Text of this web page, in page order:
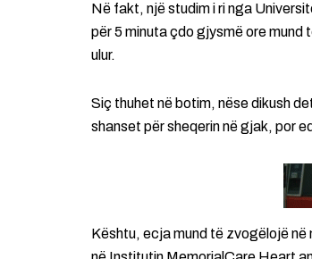
Në fakt, një studim i ri nga
për 5 minuta çdo gjysmë ore
ulur.
Siç thuhet në botim, nëse dikush
shanset për sheqerin në gjak, por
Kështu, ecja mund të zvogëlojë